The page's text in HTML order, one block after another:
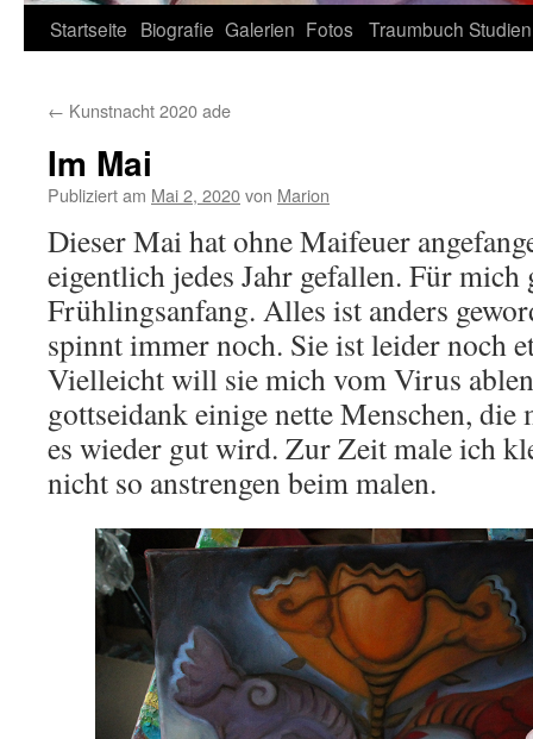
Zum
springen
Startseite Biografie Galerien Fotos Traumbuch Studien
← Kunstnacht 2020 ade
Im Mai
Publiziert am Mai 2, 2020von Marion
Dieser Mai hat ohne Maifeuer
eigentlich jedes Jahr gefallen. Für
Frühlingsanfang. Alles ist anders
spinnt immer noch. Sie ist leider noch
Vielleicht will sie mich vom Virus
gottseidank einige nette Menschen, die
es wieder gut wird. Zur Zeit male ich
nicht so anstrengen beim malen.